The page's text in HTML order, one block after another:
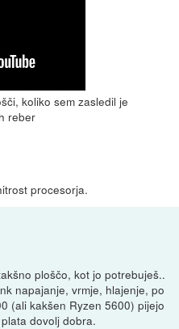
koliko sem zasledil je
reber
procesorja.
ploščo, kot jo potrebuješ..
napajanje, vrmje, hlajenje, po
(ali kakšen Ryzen 5600) pijejo
dovolj dobra.